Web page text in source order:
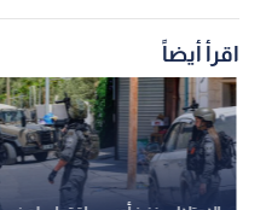
اقرأ أيضاً